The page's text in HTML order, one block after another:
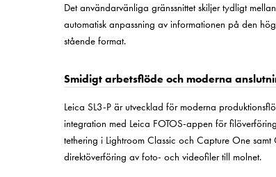
Det användarvänliga gränssnittet skiljer tydligt
automatisk anpassning av informationen på den
stående format.
Smidigt arbetsflöde och moderna
Leica SL3-P är utvecklad för moderna
integration med Leica FOTOS-appen för
tethering i Lightroom Classic och Capture One
direktöverföring av foto- och videofiler till molnet.